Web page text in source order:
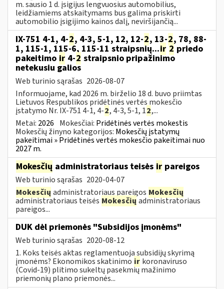
m. sausio 1 d. įsigijus lengvuosius automobilius,
leidžiamiems atskaitymams bus galima priskirti
automobilio įsigijimo kainos dalį, neviršijančią...
IX-751 4-1, 4-2, 4-3, 5-1, 12, 12-2, 13-2, 78, 88-
1, 115-1, 115-6, 115-11 straipsnių...ir 2 priedo
pakeitimo ir 4-2 straipsnio pripažinimo
netekusiu galios
Web turinio sąrašas 2026-08-07
Informuojame, kad 2026 m. birželio 18 d. buvo priimtas
Lietuvos Respublikos pridėtinės vertės mokesčio
įstatymo Nr. IX-751 4-1, 4-2, 4-3, 5-1, 12,...
Metai: 2026 Mokesčiai: Pridėtinės vertės mokestis
Mokesčių žinyno kategorijos: Mokesčių įstatymų
pakeitimai » Pridėtinės vertės mokesčio pakeitimai nuo
2027 m.
Mokesčių administratoriaus teisės ir pareigos
Web turinio sąrašas 2020-04-07
Mokesčių administratoriaus pareigos Mokesčių
administratoriaus teisės Mokesčių administratoriaus
pareigos...
DUK dėl priemonės "Subsidijos įmonėms"
Web turinio sąrašas 2020-08-12
1. Koks teisės aktas reglamentuoja subsidijų skyrimą
įmonėms? Ekonomikos skatinimo ir koronaviruso
(Covid-19) plitimo sukeltų pasekmių mažinimo
priemonių plano priemonės...